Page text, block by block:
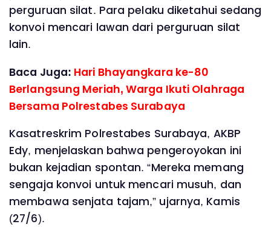
perguruan silat. Para pelaku diketahui sedang
konvoi mencari lawan dari perguruan silat
lain.
Baca Juga: Hari Bhayangkara ke-80
Berlangsung Meriah, Warga Ikuti Olahraga
Bersama Polrestabes Surabaya
Kasatreskrim Polrestabes Surabaya, AKBP
Edy, menjelaskan bahwa pengeroyokan ini
bukan kejadian spontan. “Mereka memang
sengaja konvoi untuk mencari musuh, dan
membawa senjata tajam,” ujarnya, Kamis
(27/6).